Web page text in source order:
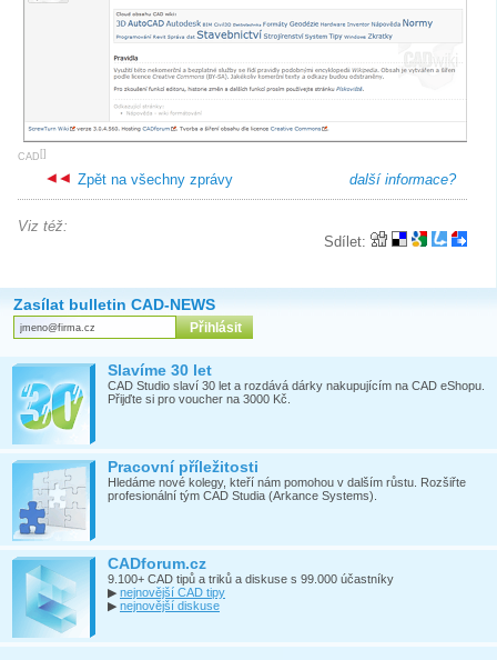
[
CAD ]
další informace?
Zpět na všechny zprávy
Sdílet:
Viz též:
Zasílat bulletin CAD-NEWS
Slavíme 30 let
CAD Studio slaví 30 let a rozdává dárky nakupujícím na CAD eShopu.
Přijďte si pro voucher na 3000 Kč.
Pracovní příležitosti
Hledáme nové kolegy, kteří nám pomohou v dalším růstu. Rozšiřte
profesionální tým CAD Studia (Arkance Systems).
CADforum.cz
9.100+ CAD tipů a triků a diskuse s 99.000 účastníky
▶ nejnovější CAD tipy
▶ nejnovější diskuse